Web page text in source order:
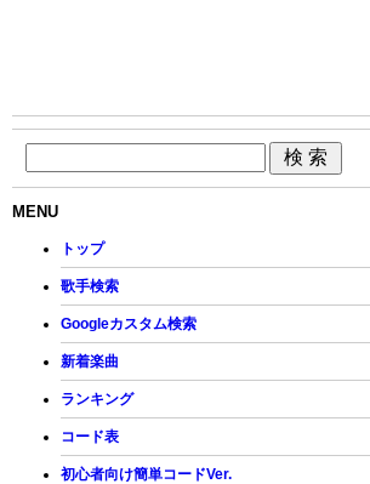
MENU
トップ
歌手検索
Googleカスタム検索
新着楽曲
ランキング
コード表
初心者向け簡単コードVer.